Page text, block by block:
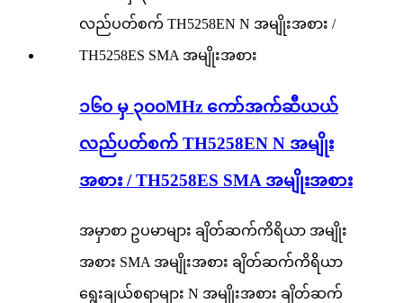
၁၆၀ မှ ၃၀၀MHz ကော်အက်ဆီယယ်
လည်ပတ်စက် TH5258EN N အမျိုး
အစား / TH5258ES SMA အမျိုးအစား
အမှာစာ ဥပမာများ ချိတ်ဆက်ကိရိယာ အမျိုး
အစား SMA အမျိုးအစား ချိတ်ဆက်ကိရိယာ
ရွေးချယ်စရာများ N အမျိုးအစား ချိတ်ဆက်